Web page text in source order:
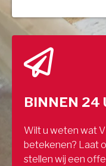
BINNEN 24
Wilt u weten wat
betekenen? Laat
stellen wij een